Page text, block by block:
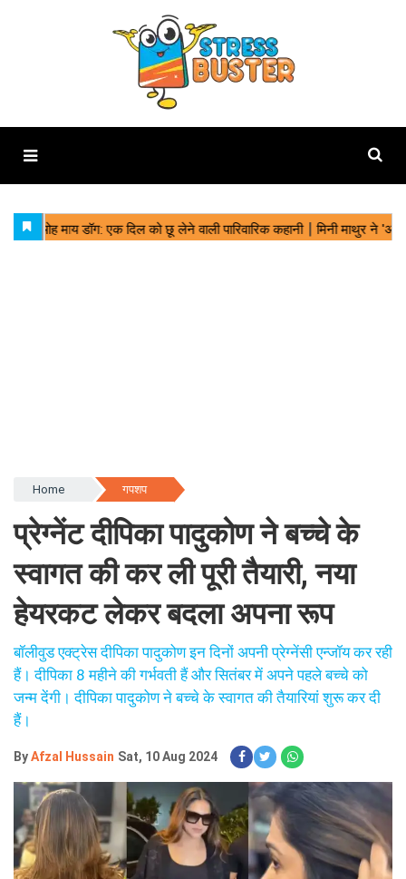
Home गपशप
प्रेग्नेंट दीपिका पादुकोण ने बच्चे के
स्वागत की कर ली पूरी तैयारी, नया
हेयरकट लेकर बदला अपना रूप
बॉलीवुड एक्ट्रेस दीपिका पादुकोण इन दिनों अपनी प्रेग्नेंसी एन्जॉय कर रही
हैं। दीपिका 8 महीने की गर्भवती हैं और सितंबर में अपने पहले बच्चे को
जन्म देंगी। दीपिका पादुकोण ने बच्चे के स्वागत की तैयारियां शुरू कर दी
हैं।
ByAfzal Hussain Sat, 10 Aug 2024